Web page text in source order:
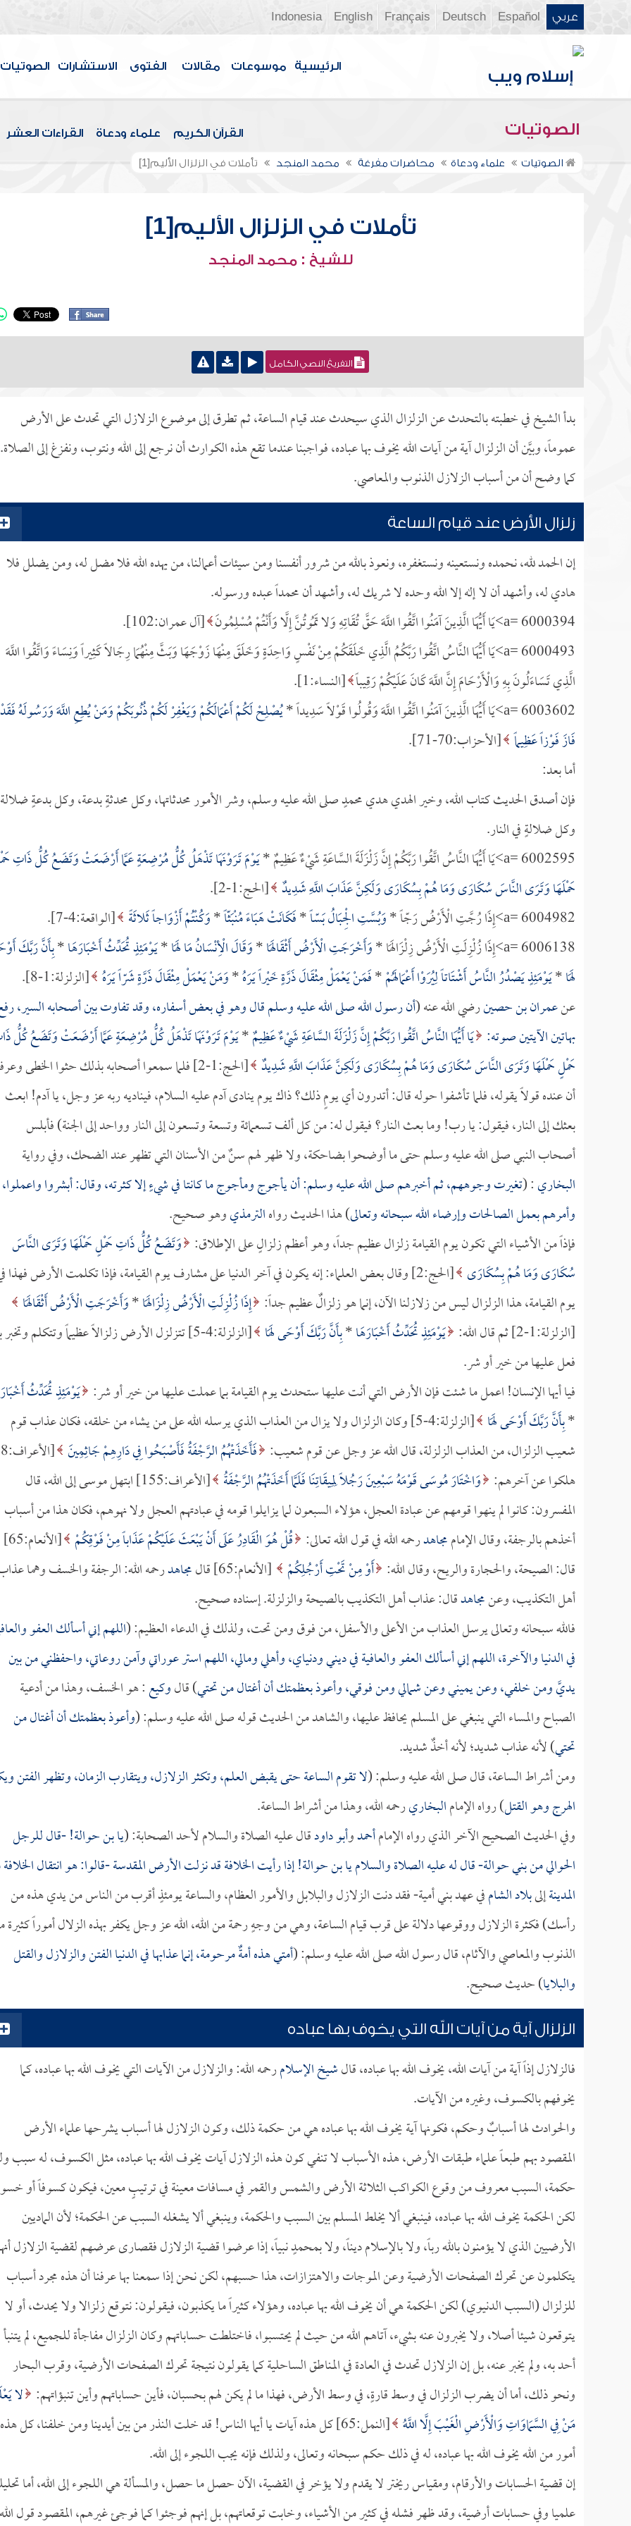
عربي Español
Deutsch
Français
English
Indonesia
الرئيسية موسوعات مقالات الفتوى الاستشارات الصوتيات
الصوتيات القرآن الكريم علماء ودعاة القراءات العشر
الصوتيات علماء ودعاة محاضرات مفرغة محمد المنجد تأملات في الزلزال الأليم[1]
تأملات في الزلزال الأليم[1]
للشيخ : محمد المنجد
التفريغ النصي الكامل
بدأ الشيخ في خطبته بالتحدث عن الزلزال الذي سيحدث عند قيام الساعة، ثم تطرق إلى موضوع الزلازل التي تحدث على الأرض
عموماً، وبيَّن أن الزلزال آية من آيات الله يخوف بها عباده، فواجبنا عندما تقع هذه الكوارث أن نرجع إلى الله ونتوب، ونفزغ إلى الصلاة.
كما وضح أن من أسباب الزلازل الذنوب والمعاصي.
زلزال الأرض عند قيام الساعة
إن الحمد لله، نحمده ونستعينه ونستغفره، ونعوذ بالله من شرور أنفسنا ومن سيئات أعمالنا، من يهده الله فلا مضل له، ومن يضلل فلا
هادي له، وأشهد أن لا إله إلا الله وحده لا شريك له، وأشهد أن محمداً عبده ورسوله.
a= 6000394>يَا أَيُّهَا الَّذِينَ آمَنُوا اتَّقُوا اللَّهَ حَقَّ تُقَاتِهِ وَلا تَمُوتُنَّ إِلَّا وَأَنْتُمْ مُسْلِمُونَ
[آل عمران:102].
a= 6000493>يَا أَيُّهَا النَّاسُ اتَّقُوا رَبَّكُمُ الَّذِي خَلَقَكُمْ مِنْ نَفْسٍ وَاحِدَةٍ وَخَلَقَ مِنْهَا زَوْجَهَا وَبَثَّ مِنْهُمَا رِجَالاً كَثِيراً وَنِسَاءً وَاتَّقُوا اللَّهَ
الَّذِي تَسَاءَلُونَ بِهِ وَالْأَرْحَامَ إِنَّ اللَّهَ كَانَ عَلَيْكُمْ رَقِيباً [النساء:1].
a= 6003602>يَا أَيُّهَا الَّذِينَ آمَنُوا اتَّقُوا اللَّهَ وَقُولُوا قَوْلاً سَدِيداً *
يُصْلِحْ لَكُمْ أَعْمَالَكُمْ وَيَغْفِرْ لَكُمْ ذُنُوبَكُمْ وَمَنْ يُطِعِ اللَّهَ وَرَسُولَهُ فَقَدْ
فَازَ فَوْزاً عَظِيماً [الأحزاب:70-71].
أما بعد:
فإن أصدق الحديث كتاب الله، وخير الهدي هدي محمدٍ صلى الله عليه وسلم، وشر الأمور محدثاتها، وكل محدثةٍ بدعة، وكل بدعةٍ
وكل ضلالةٍ في النار.
a= 6002595>يَا أَيُّهَا النَّاسُ اتَّقُوا رَبَّكُمْ إِنَّ زَلْزَلَةَ السَّاعَةِ شَيْءٌ عَظِيمٌ *
يَوْمَ تَرَوْنَهَا تَذْهَلُ كُلُّ مُرْضِعَةٍ عَمَّا أَرْضَعَتْ وَتَضَعُ كُلُّ ذَاتِ
حَمْلَهَا وَتَرَى النَّاسَ سُكَارَى وَمَا هُمْ بِسُكَارَى وَلَكِنَّ عَذَابَ اللَّهِ شَدِيدٌ [الحج:1-2].
a= 6004982>إِذَا رُجَّتِ الْأَرْضُ رَجّاً *
وَبُسَّتِ الْجِبَالُ بَسّاً*فَكَانَتْ هَبَاءً مُنْبَثّاً*وَكُنْتُمْ أَزْوَاجاً ثَلاثَةً [الواقعة:4-7].
a= 6006138>إِذَا زُلْزِلَتِ الْأَرْضُ زِلْزَالَهَا *
وَأَخْرَجَتِ الْأَرْضُ أَثْقَالَهَا*وَقَالَ الْأِنْسَانُ مَا لَهَا*يَوْمَئِذٍ تُحَدِّثُ أَخْبَارَهَا*بِأَنَّ رَبَّكَ
لَهَا*يَوْمَئِذٍ يَصْدُرُ النَّاسُ أَشْتَاتاً لِيُرَوْا أَعْمَالَهُمْ*فَمَنْ يَعْمَلْ مِثْقَالَ ذَرَّةٍ خَيْراً يَرَهُ*وَمَنْ يَعْمَلْ مِثْقَالَ ذَرَّةٍ شَرّاً يَرَهُ [الزلزلة:1-8].
عنعمران بن حصينرضي الله عنه (أن رسول الله صلى الله عليه وسلم قال وهو في بعض أسفاره، وقد تفاوت بين أصحابه السير،
بهاتين الآيتين صوته: يَا أَيُّهَا النَّاسُ اتَّقُوا رَبَّكُمْ إِنَّ زَلْزَلَةَ السَّاعَةِ شَيْءٌ عَظِيمٌ*يَوْمَ تَرَوْنَهَا تَذْهَلُ كُلُّ مُرْضِعَةٍ عَمَّا أَرْضَعَتْ وَتَضَعُ كُلُّ
حَمْلٍ حَمْلَهَا وَتَرَى النَّاسَ سُكَارَى وَمَا هُمْ بِسُكَارَى وَلَكِنَّ عَذَابَ اللَّهِ شَدِيدٌ
[الحج:1-2] فلما سمعوا أصحابه بذلك حثوا الخطى
أن عنده قولاً يقوله، فلما تأشفوا حوله قال: أتدرون أي يومٍ ذلك؟ ذاك يوم ينادى آدم عليه السلام، فيناديه ربه عز وجل، يا آدم! ابعث
بعثك إلى النار، فيقول: يا رب! وما بعث النار؟ فيقول له: من كل ألف تسعمائة وتسعة وتسعون إلى النار وواحد إلى الجنة) فأبلس
أصحاب النبي صلى الله عليه وسلم حتى ما أوضحوا بضاحكة، ولا ظهر لهم سنٌ من الأسنان التي تظهر عند الضحك، وفي رواية
البخاري: (تغيرت وجوههم، ثم أخبرهم صلى الله عليه وسلم: أن يأجوج ومأجوج ما كانتا في شيءٍ إلا كثرته، وقال: أبشروا واعملوا،
وأمرهم بعمل الصالحات وإرضاء الله سبحانه وتعالى) هذا الحديث رواهالترمذيوهو صحيح.
فإذاً من الأشياء التي تكون يوم القيامة زلزال عظيم جداً، وهو أعظم زلزالٍ على الإطلاق: وَتَضَعُ كُلُّ ذَاتِ حَمْلٍ حَمْلَهَا وَتَرَى النَّاسَ
سُكَارَى وَمَا هُمْ بِسُكَارَى
[الحج:2] وقال بعض العلماء: إنه يكون في آخر الدنيا على مشارف يوم القيامة، فإذا تكلمت الأرض فهذا
يوم القيامة، هذا الزلزال ليس من زلازلنا الآن، إنما هو زلزالٌ عظيم جداً: إِذَا زُلْزِلَتِ الْأَرْضُ زِلْزَالَهَا*وَأَخْرَجَتِ الْأَرْضُ أَثْقَالَهَا
[الزلزلة:1-2] ثم قال الله:
يَوْمَئِذٍ تُحَدِّثُ أَخْبَارَهَا*بِأَنَّ رَبَّكَ أَوْحَى لَهَا
[الزلزلة:4-5] تتزلزل الأرض زلزالاً عظيماً وتتكلم وتخبر
فعل عليها من خير أو شر.
فيا أيها الإنسان! اعمل ما شئت فإن الأرض التي أنت عليها ستحدث يوم القيامة بما عملت عليها من خير أو شر: يَوْمَئِذٍ تُحَدِّثُ
*بِأَنَّ رَبَّكَ أَوْحَى لَهَا
[الزلزلة:4-5] وكان الزلزال ولا يزال من العذاب الذي يرسله الله على من يشاء من خلقه، فكان عذاب قوم
شعيب الزلزال، من العذاب الزلزلة، قال الله عز وجل عن قوم شعيب: فَأَخَذَتْهُمُ الرَّجْفَةُ فَأَصْبَحُوا فِي دَارِهِمْ جَاثِمِينَ
هلكوا عن آخرهم: وَاخْتَارَ مُوسَى قَوْمَهُ سَبْعِينَ رَجُلاً لِمِيقَاتِنَا فَلَمَّا أَخَذَتْهُمُ الرَّجْفَةُ
[الأعراف:155] ابتهل موسى إلى الله، قال
المفسرون: كانوا لم ينهوا قومهم عن عبادة العجل، هؤلاء السبعون لما يزايلوا قومه في عبادتهم العجل ولا نهوهم، فكان هذا من أسباب
أخذهم بالرجفة، وقال الإماممجاهدرحمه الله في قول الله تعالى: قُلْ هُوَ الْقَادِرُ عَلَى أَنْ يَبْعَثَ عَلَيْكُمْ عَذَاباً مِنْ فَوْقِكُمْ
[الأنعام:65]
قال: الصيحة، والحجارة والريح، وقال الله: أَوْ مِنْ تَحْتِ أَرْجُلِكُمْ [الأنعام:65] قال مجاهدرحمه الله: الرجفة والخسف وهما
أهل التكذيب، وعنمجاهدقال: عذاب أهل التكذيب بالصيحة والزلزلة. إسناده صحيح.
فالله سبحانه وتعالى يرسل العذاب من الأعلى والأسفل، من فوق ومن تحت، ولذلك في الدعاء العظيم: (اللهم إني أسألك العفو
في الدنيا والآخرة، اللهم إني أسألك العفو والعافية في ديني ودنياي، وأهلي ومالي، اللهم استر عوراتي وآمن روعاتي، واحفظني من بين
يديَّ ومن خلفي، وعن يميني وعن شمالي ومن فوقي، وأعوذ بعظمتك أن أغتال من تحتي) قالوكيع: هو الخسف، وهذا من أدعية
الصباح والمساء التي ينبغي على المسلم يحافظ عليها، والشاهد من الحديث قوله صلى الله عليه وسلم: (وأعوذ بعظمتك أن أغتال من
تحتي) لأنه عذاب شديد؛ لأنه أخذٌ شديد.
ومن أشراط الساعة، قال صلى الله عليه وسلم: (لا تقوم الساعة حتى يقبض العلم، وتكثر الزلازل، ويتقارب الزمان، وتظهر الفتن
الهرج وهو القتل) رواه الإمامالبخاريرحمه الله، وهذا من أشراط الساعة.
وفي الحديث الصحيح الآخر الذي رواه الإمامأحمدوأبو داودقال عليه الصلاة والسلام لأحد الصحابة: (يا بن حوالة! -قال للرجل
الحوالي من بني حوالة- قال له عليه الصلاة والسلام يا بن حوالة! إذا رأيت الخلافة قد نزلت الأرض المقدسة -قالوا: هو انتقال
المدينةإلىبلاد الشامفي عهد بني أمية- فقد دنت الزلازل والبلابل والأمور العظام، والساعة يومئذٍ أقرب من الناس من يدي هذه من
رأسك) فكثرة الزلازل ووقوعها دلالة على قرب قيام الساعة، وهي من وجهٍ رحمة من الله، الله عز وجل يكفر بهذه الزلال أموراً كثيرة
الذنوب والمعاصي والآثام، قال رسول الله صلى الله عليه وسلم: (أمتي هذه أمةٌ مرحومة، إنما عذابها في الدنيا الفتن والزلازل والقتل
والبلايا) حديث صحيح.
الزلزال آية من آيات الله التي يخوف بها عباده
فالزلازل إذاً آية من آيات الله، يخوف الله بها عباده، قالشيخ الإسلامرحمه الله: والزلازل من الآيات التي يخوف الله بها عباده، كما
يخوفهم بالكسوف، وغيره من الآيات.
والحوادث لها أسبابٌ وحكم، فكونها آية يخوف الله بها عباده هي من حكمة ذلك، وكون الزلازل لها أسباب يشرحها علماء الأرض
المقصود بهم طبعاً علماء طبقات الأرض، هذه الأسباب لا تنفي كون هذه الزلازل آيات يخوف الله بها عباده، مثل الكسوف، له سبب
حكمة، السبب معروف من وقوع الكواكب الثلاثة الأرض والشمس والقمر في مسافات معينة في ترتيبٍ معين، فيكون كسوفاً أو
لكن الحكمة يخوف الله بها عباده، فينبغي ألا يخلط المسلم بين السبب والحكمة، وينبغي ألا يشغله السبب عن الحكمة؛ لأن الماديين
الأرضيين الذي لا يؤمنون بالله رباً، ولا بالإسلام ديناً، ولا بمحمدٍ نبياً، إذا عرضوا قضية الزلازل فقصارى عرضهم لقضية الزلازل
يتكلمون عن تحرك الصفحات الأرضية وعن الموجات والاهتزازات، هذا حسبهم، لكن نحن إذا سمعنا بها عرفنا أن هذه مجرد أسباب
للزلزال (السبب الدنيوي) لكن الحكمة هي أن يخوف الله بها عباده، وهؤلاء كثيراً ما يكذبون، فيقولون: نتوقع زلزالا ولا يحدث، أو لا
يتوقعون شيئا أصلا، ولا يخبرون عنه بشيء، آتاهم الله من حيث لم يحتسبوا، فاختلطت حساباتهم وكان الزلزال مفاجأة للجميع، لم يتنبأ
أحد به، ولم يخبر عنه، بل إن الزلازل تحدث في العادة في المناطق الساحلية كما يقولون نتيجة تحرك الصفحات الأرضية، وقرب البحار
ونحو ذلك، أما أن يضرب الزلزال في وسط قارةٍ، في وسط الأرض، فهذا ما لم يكن لهم بحسبان، فأين حساباتهم وأين تنبؤاتهم: لا
مَنْ فِي السَّمَاوَاتِ وَالْأَرْضِ الْغَيْبَ إِلَّا اللَّهُ
[النمل:65] كل هذه آيات يا أيها الناس! قد خلت النذر من بين أيدينا ومن خلفنا، كل هذه
أمور من الله يخوف الله بها عباده، له في ذلك حكم سبحانه وتعالى، ولذلك فإنه يجب اللجوء إلى الله.
إن قضية الحسابات والأرقام، ومقياس ريختر لا يقدم ولا يؤخر في القضية، الآن حصل ما حصل، والمسألة هي اللجوء إلى الله، أما
علميا وفي حسابات أرضية، وقد ظهر فشله في كثير من الأشياء، وخابت توقعاتهم، بل إنهم فوجئوا كما فوجئ غيرهم، المقصود قول الله